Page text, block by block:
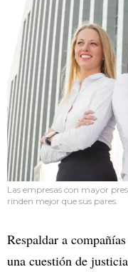
Las empresas con mayor
rinden mejor que sus pares.
Respaldar a
una cuestión de